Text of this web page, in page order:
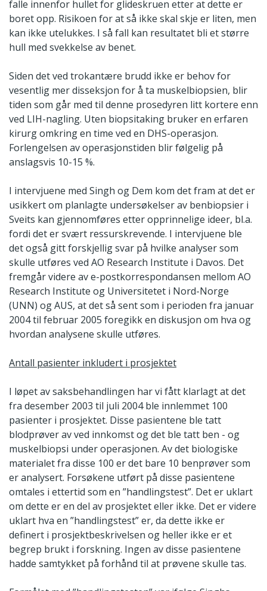
falle innenfor hullet for glideskruen etter at dette er
boret opp. Risikoen for at så ikke skal skje er liten, men
kan ikke utelukkes. I så fall kan resultatet bli et større
hull med svekkelse av benet.
Siden det ved trokantære brudd ikke er behov for
vesentlig mer disseksjon for å ta muskelbiopsien, blir
tiden som går med til denne prosedyren litt kortere enn
ved LIH-nagling. Uten biopsitaking bruker en erfaren
kirurg omkring en time ved en DHS-operasjon.
Forlengelsen av operasjonstiden blir følgelig på
anslagsvis 10-15 %.
I intervjuene med Singh og Dem kom det fram at det er
usikkert om planlagte undersøkelser av benbiopsier i
Sveits kan gjennomføres etter opprinnelige ideer, bl.a.
fordi det er svært ressurskrevende. I intervjuene ble
det også gitt forskjellig svar på hvilke analyser som
skulle utføres ved AO Research Institute i Davos. Det
fremgår videre av e-postkorrespondansen mellom AO
Research Institute og Universitetet i Nord-Norge
(UNN) og AUS, at det så sent som i perioden fra januar
2004 til februar 2005 foregikk en diskusjon om hva og
hvordan analysene skulle utføres.
Antall pasienter inkludert i prosjektet
I løpet av saksbehandlingen har vi fått klarlagt at det
fra desember 2003 til juli 2004 ble innlemmet 100
pasienter i prosjektet. Disse pasientene ble tatt
blodprøver av ved innkomst og det ble tatt ben - og
muskelbiopsi under operasjonen. Av det biologiske
materialet fra disse 100 er det bare 10 benprøver som
er analysert. Forsøkene utført på disse pasientene
omtales i ettertid som en ”handlingstest”. Det er uklart
om dette er en del av prosjektet eller ikke. Det er videre
uklart hva en ”handlingstest” er, da dette ikke er
definert i prosjektbeskrivelsen og heller ikke er et
begrep brukt i forskning. Ingen av disse pasientene
hadde samtykket på forhånd til at prøvene skulle tas.